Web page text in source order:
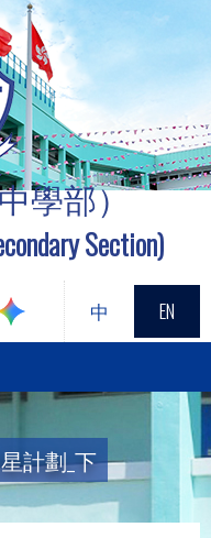
學部）
Section)
中 EN
計劃_下